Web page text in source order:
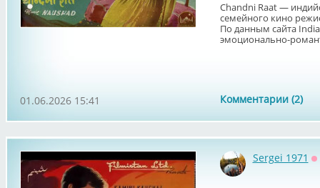
Chandni Raat —
семейного кино
По данным сайта
эмоционально-
Комментарии (2)
01.06.2026 15:41
Sergei 1971